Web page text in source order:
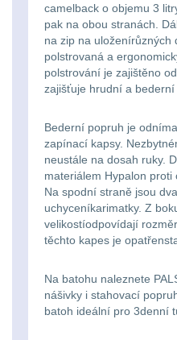
Nad
2000
Svítilny
pro
AA/AAA/14500
Ion
Svítilny
Duffle
bagy
Univerzalní
Přepravne
tašky
zbraně
Hydratační
vaky
Krátka
střední
Monokuláry
Príslušenstvo
pre
Nášivky
Ostatní
Svítilny pro CR123A
nebo Li-ion 16340
baterie5
Čelové svetlá - čelovky
Taktické svietidlá10
Lucerny a kempingové
lampy1
Potápačské svetlá2
Kapesní svítilny
Policejní svítilny4
camelback o objemu 3
pak na obou stranách.
na zip na uloženírůzných
polstrovaná a
polstrování je zajištěno
zajišťuje hrudní a bederní
Bederní popruh je
zapínací kapsy.
neustále na dosah ruky.
materiálem Hypalon proti
Na spodní straně jsou
uchyceníkarimatky. Z
velikostíodpovídají
těchto kapes je
Na batohu naleznete
nášivky i stahovací
batoh ideální pro 3denní